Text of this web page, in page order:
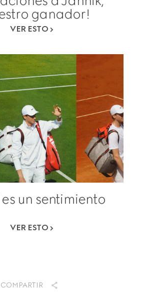
ganador!
VER ESTO
un sentimiento
VER ESTO
COMPARTIR